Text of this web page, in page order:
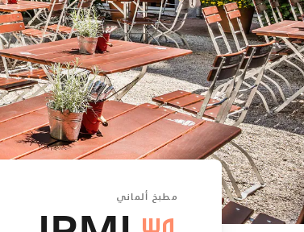
مطبخ ألماني